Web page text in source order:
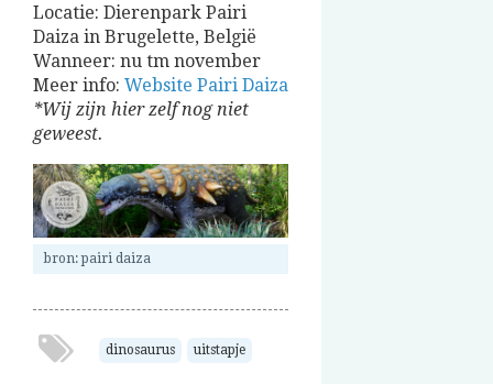
Locatie: Dierenpark Pairi
Daiza in Brugelette, België
Wanneer: nu tm november
Meer info: Website Pairi Daiza
*Wij zijn hier zelf nog niet
geweest.
bron: pairi daiza
dinosaurus uitstapje